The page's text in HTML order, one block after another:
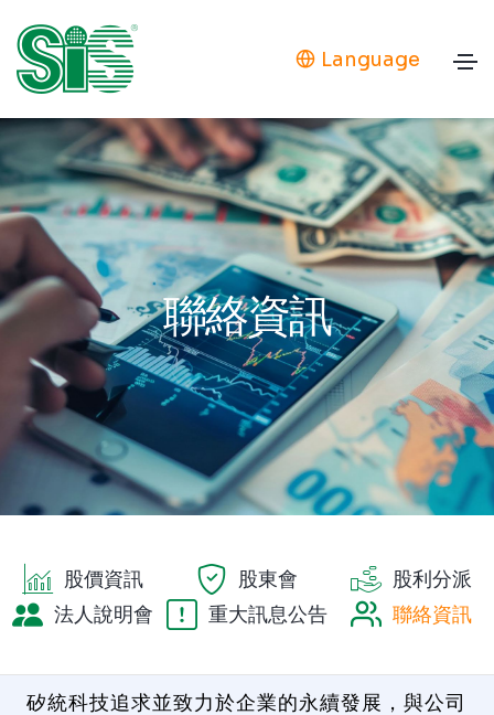
Language
聯絡資訊
股價資訊 股東會
股利分派
法人說明會
重大訊息公告 聯絡資訊
矽統科技追求並致力於企業的永續發展，與公司